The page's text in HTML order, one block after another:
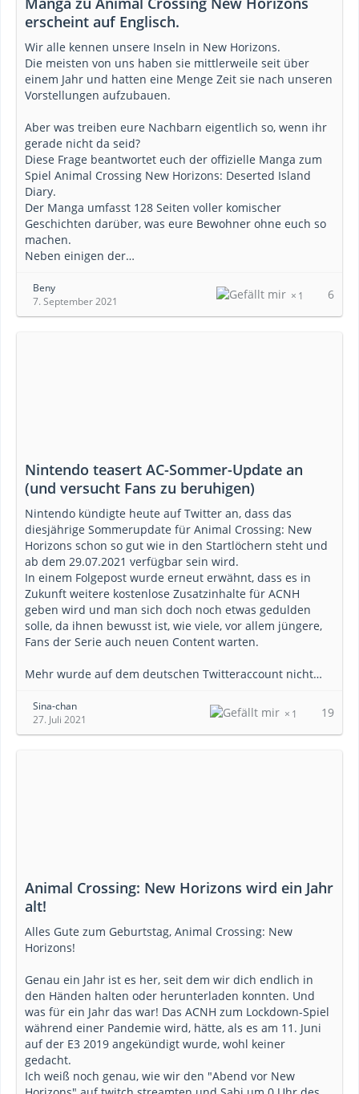
erscheint auf Englisch.
Wir alle kennen unsere Inseln in New Horizons.
Die meisten von uns haben sie mittlerweile seit über
einem Jahr und hatten eine Menge Zeit sie nach unseren
Vorstellungen aufzubauen.
Aber was treiben eure Nachbarn eigentlich so, wenn ihr
gerade nicht da seid?
Diese Frage beantwortet euch der offizielle Manga zum
Spiel Animal Crossing New Horizons: Deserted Island
Diary.
Der Manga umfasst 128 Seiten voller komischer
Geschichten darüber, was eure Bewohner ohne euch so
machen.
Neben einigen der…
Beny
7. September 2021
1 6
Nintendo teasert AC-Sommer-Update an
(und versucht Fans zu beruhigen)
Nintendo kündigte heute auf Twitter an, dass das
diesjährige Sommerupdate für Animal Crossing: New
Horizons schon so gut wie in den Startlöchern steht und
ab dem 29.07.2021 verfügbar sein wird.
In einem Folgepost wurde erneut erwähnt, dass es in
Zukunft weitere kostenlose Zusatzinhalte für ACNH
geben wird und man sich doch noch etwas gedulden
solle, da ihnen bewusst ist, wie viele, vor allem jüngere,
Fans der Serie auch neuen Content warten.
Mehr wurde auf dem deutschen Twitteraccount nicht…
Sina-chan
27. Juli 2021
1 19
Animal Crossing: New Horizons wird ein Jahr
alt!
Alles Gute zum Geburtstag, Animal Crossing: New
Horizons!
Genau ein Jahr ist es her, seit dem wir dich endlich in
den Händen halten oder herunterladen konnten. Und
was für ein Jahr das war! Das ACNH zum Lockdown-Spiel
während einer Pandemie wird, hätte, als es am 11. Juni
auf der E3 2019 angekündigt wurde, wohl keiner
gedacht.
Ich weiß noch genau, wie wir den "Abend vor New